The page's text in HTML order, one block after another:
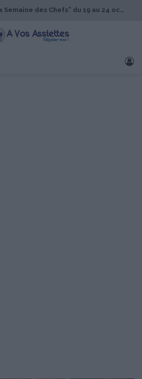
1er Édition de “La Semaine des Chefs” du 19 au 24 octobre 2026